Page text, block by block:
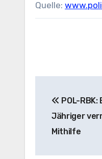
Quelle:
POL-
Jähriger
Mithilfe